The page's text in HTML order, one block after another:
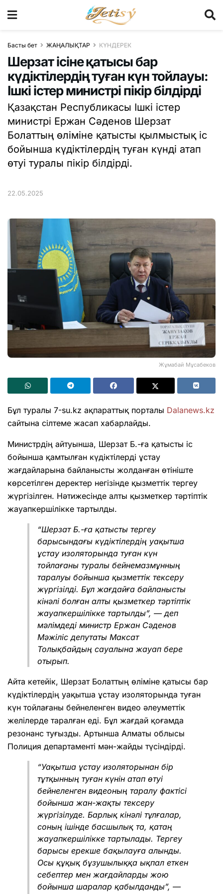
Басты бет ЖАҢАЛЫҚТАР КҮНДЕРЕК
Шерзат ісіне қатысы бар
күдіктілердің туған күн тойлауы:
Ішкі істер министрі пікір білдірді
Қазақстан Республикасы Ішкі істер
министрі Ержан Сәденов Шерзат
Болаттың өліміне қатысты қылмыстық іс
бойынша күдіктілердің туған күнді атап
өтуі туралы пікір білдірді.
22.05.2025
Жұмабай Мұсабеков
Бұл туралы 7-su.kz ақпараттық порталы Dalanews.kz
сайтына сілтеме жасап хабарлайды.
Министрдің айтуынша, Шерзат Б.-ға қатысты іс
бойынша қамтылған күдіктілерді ұстау
жағдайларына байланысты жолданған өтініште
көрсетілген деректер негізінде қызметтік тергеу
жүргізілген. Нәтижесінде алты қызметкер тәртіптік
жауапкершілікке тартылды.
“Шерзат Б.-ға қатысты тергеу
барысындағы күдіктілердің уақытша
ұстау изоляторында туған күн
тойлағаны туралы бейнемазмұнның
таралуы бойынша қызметтік тексеру
жүргізілді. Бұл жағдайға байланысты
кінәлі болған алты қызметкер тәртіптік
жауапкершілікке тартылды”, — деп
мәлімдеді министр Ержан Сәденов
Мәжіліс депутаты Максат
Толықбайдың сауалына жауап бере
отырып.
Айта кетейік, Шерзат Болаттың өліміне қатысы бар
күдіктілердің уақытша ұстау изоляторында туған
күн тойлағаны бейнеленген видео әлеуметтік
желілерде таралған еді. Бұл жағдай қоғамда
резонанс туғызды. Артынша Алматы облысы
Полиция департаменті мән-жайды түсіндірді.
“Уақытша ұстау изоляторынан бір
тұтқынның туған күнін атап өтуі
бейнеленген видеоның таралу фактісі
бойынша жан-жақты тексеру
жүргізілуде. Барлық кінәлі тұлғалар,
соның ішінде басшылық та, қатаң
жауапкершілікке тартылады. Тергеу
барысы ерекше бақылауға алынды.
Осы құқық бұзушылыққа ықпал еткен
себептер мен жағдайларды жою
бойынша шаралар қабылданды”, —